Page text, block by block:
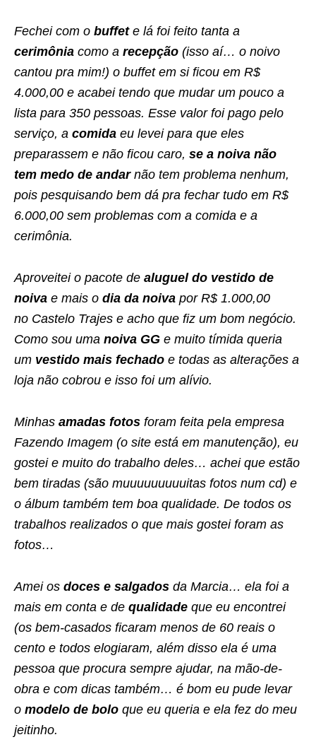
Fechei com o buffete lá foi feito tanta a
cerimônia como a recepção (isso aí… o noivo
cantou pra mim!) o buffet em si ficou em R$
4.000,00 e acabei tendo que mudar um pouco a
lista para 350 pessoas. Esse valor foi pago pelo
serviço, a comida eu levei para que eles
preparassem e não ficou caro, se a noiva não
tem medo de andarnão tem problema nenhum,
pois pesquisando bem dá pra fechar tudo em R$
6.000,00 sem problemas com a comida e a
cerimônia.
Aproveitei o pacote de aluguel do vestido de
noiva e mais o dia da noiva por R$ 1.000,00
no Castelo Trajes e acho que fiz um bom negócio.
Como sou uma noiva GG e muito tímida queria
um vestido mais fechado e todas as alterações a
loja não cobrou e isso foi um alívio.
Minhas amadas fotos foram feita pela empresa
Fazendo Imagem (o site está em manutenção), eu
gostei e muito do trabalho deles… achei que estão
bem tiradas (são muuuuuuuuuitas fotos num cd) e
o álbum também tem boa qualidade. De todos os
trabalhos realizados o que mais gostei foram as
fotos…
Amei os doces e salgados da Marcia… ela foi a
mais em conta e de qualidade que eu encontrei
(os bem-casados ficaram menos de 60 reais o
cento e todos elogiaram, além disso ela é uma
pessoa que procura sempre ajudar, na mão-de-
obra e com dicas também… é bom eu pude levar
o modelo de bolo que eu queria e ela fez do meu
jeitinho.